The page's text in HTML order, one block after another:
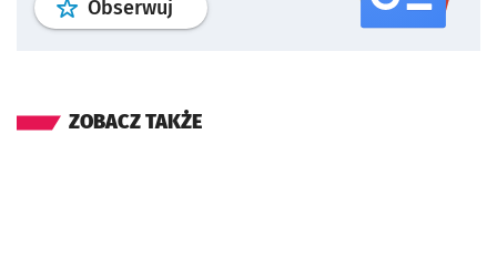
Obserwuj profil serwisu
ZOBACZ TAKŻE